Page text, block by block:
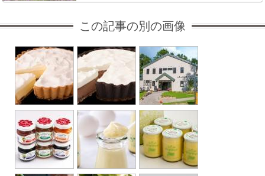
この記事の別の画像